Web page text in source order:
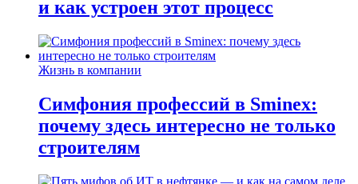
и как устроен этот процесс
Жизнь в компании
Симфония профессий в Sminex:
почему здесь интересно не только
строителям